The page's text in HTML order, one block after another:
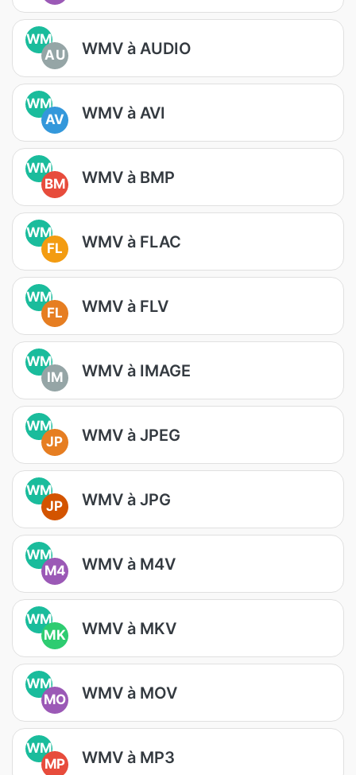
WM
AU
WMV à AUDIO
WM
AV
WMV à AVI
WM
BM
WMV à BMP
WM
FL
WMV à FLAC
WM
FL
WMV à FLV
WM
IM
WMV à IMAGE
WM
JP
WMV à JPEG
WM
JP
WMV à JPG
WM
M4
WMV à M4V
WM
MK
WMV à MKV
WM
MO
WMV à MOV
WM
MP
WMV à MP3